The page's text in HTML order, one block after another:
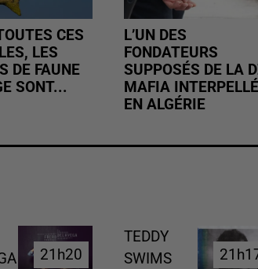
CES
LES
DE FAUNE
SONT...
L’UN DES
FONDATEURS
SUPPOSÉS DE LA
MAFIA INTERPELLÉ
EN ALGÉRIE
21h20
21h20
TEDDY
SWIMS